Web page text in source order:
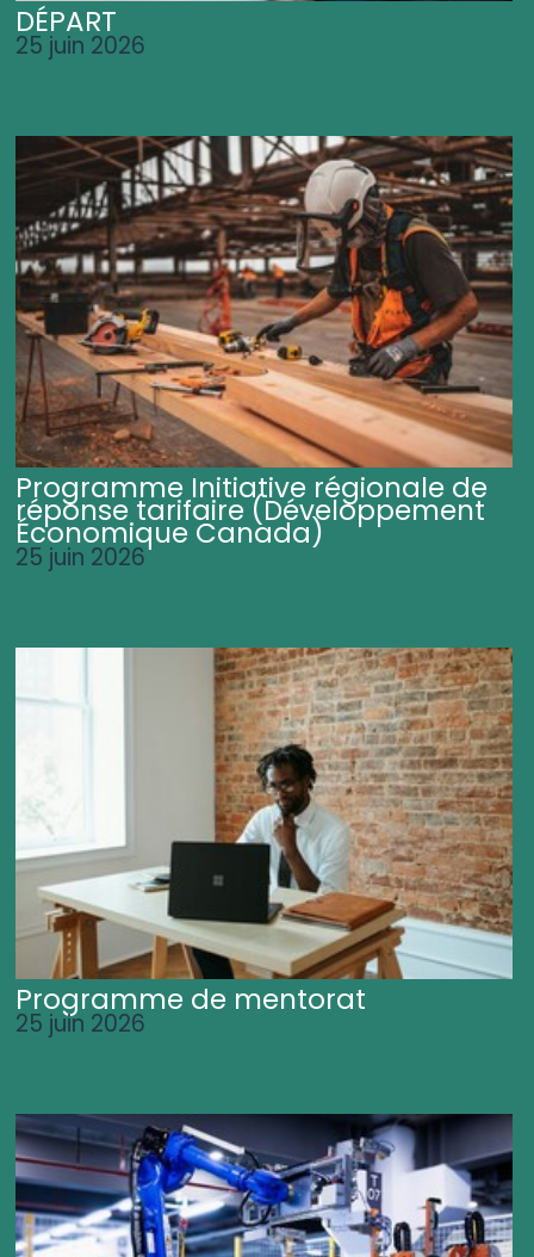
DÉPART
25 juin 2026
Programme Initiative régionale de
réponse tarifaire (Développement
Économique Canada)
25 juin 2026
Programme de mentorat
25 juin 2026